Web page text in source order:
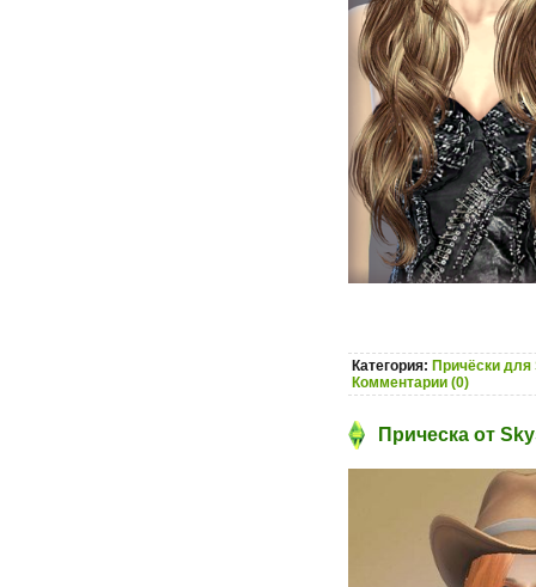
Категория: Причёски для
Комментарии (0)
Прическа от